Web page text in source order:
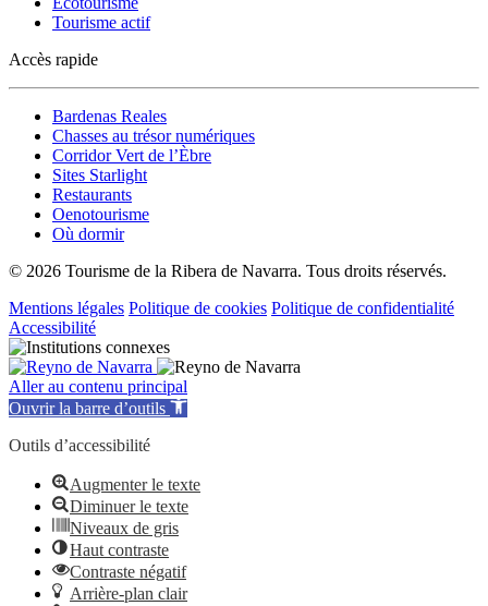
Tourisme actif
Accès rapide
Bardenas Reales
Chasses au trésor numériques
Corridor Vert de l’Èbre
Sites Starlight
Restaurants
Oenotourisme
Où dormir
© 2026 Tourisme de la Ribera de Navarra. Tous droits réservés.
Mentions légales Politique de cookies Politique de confidentialité
Accessibilité
Aller au contenu principal
Ouvrir la barre d’outils
Outils d’accessibilité
Augmenter le texte
Diminuer le texte
Niveaux de gris
Haut contraste
Contraste négatif
Arrière-plan clair